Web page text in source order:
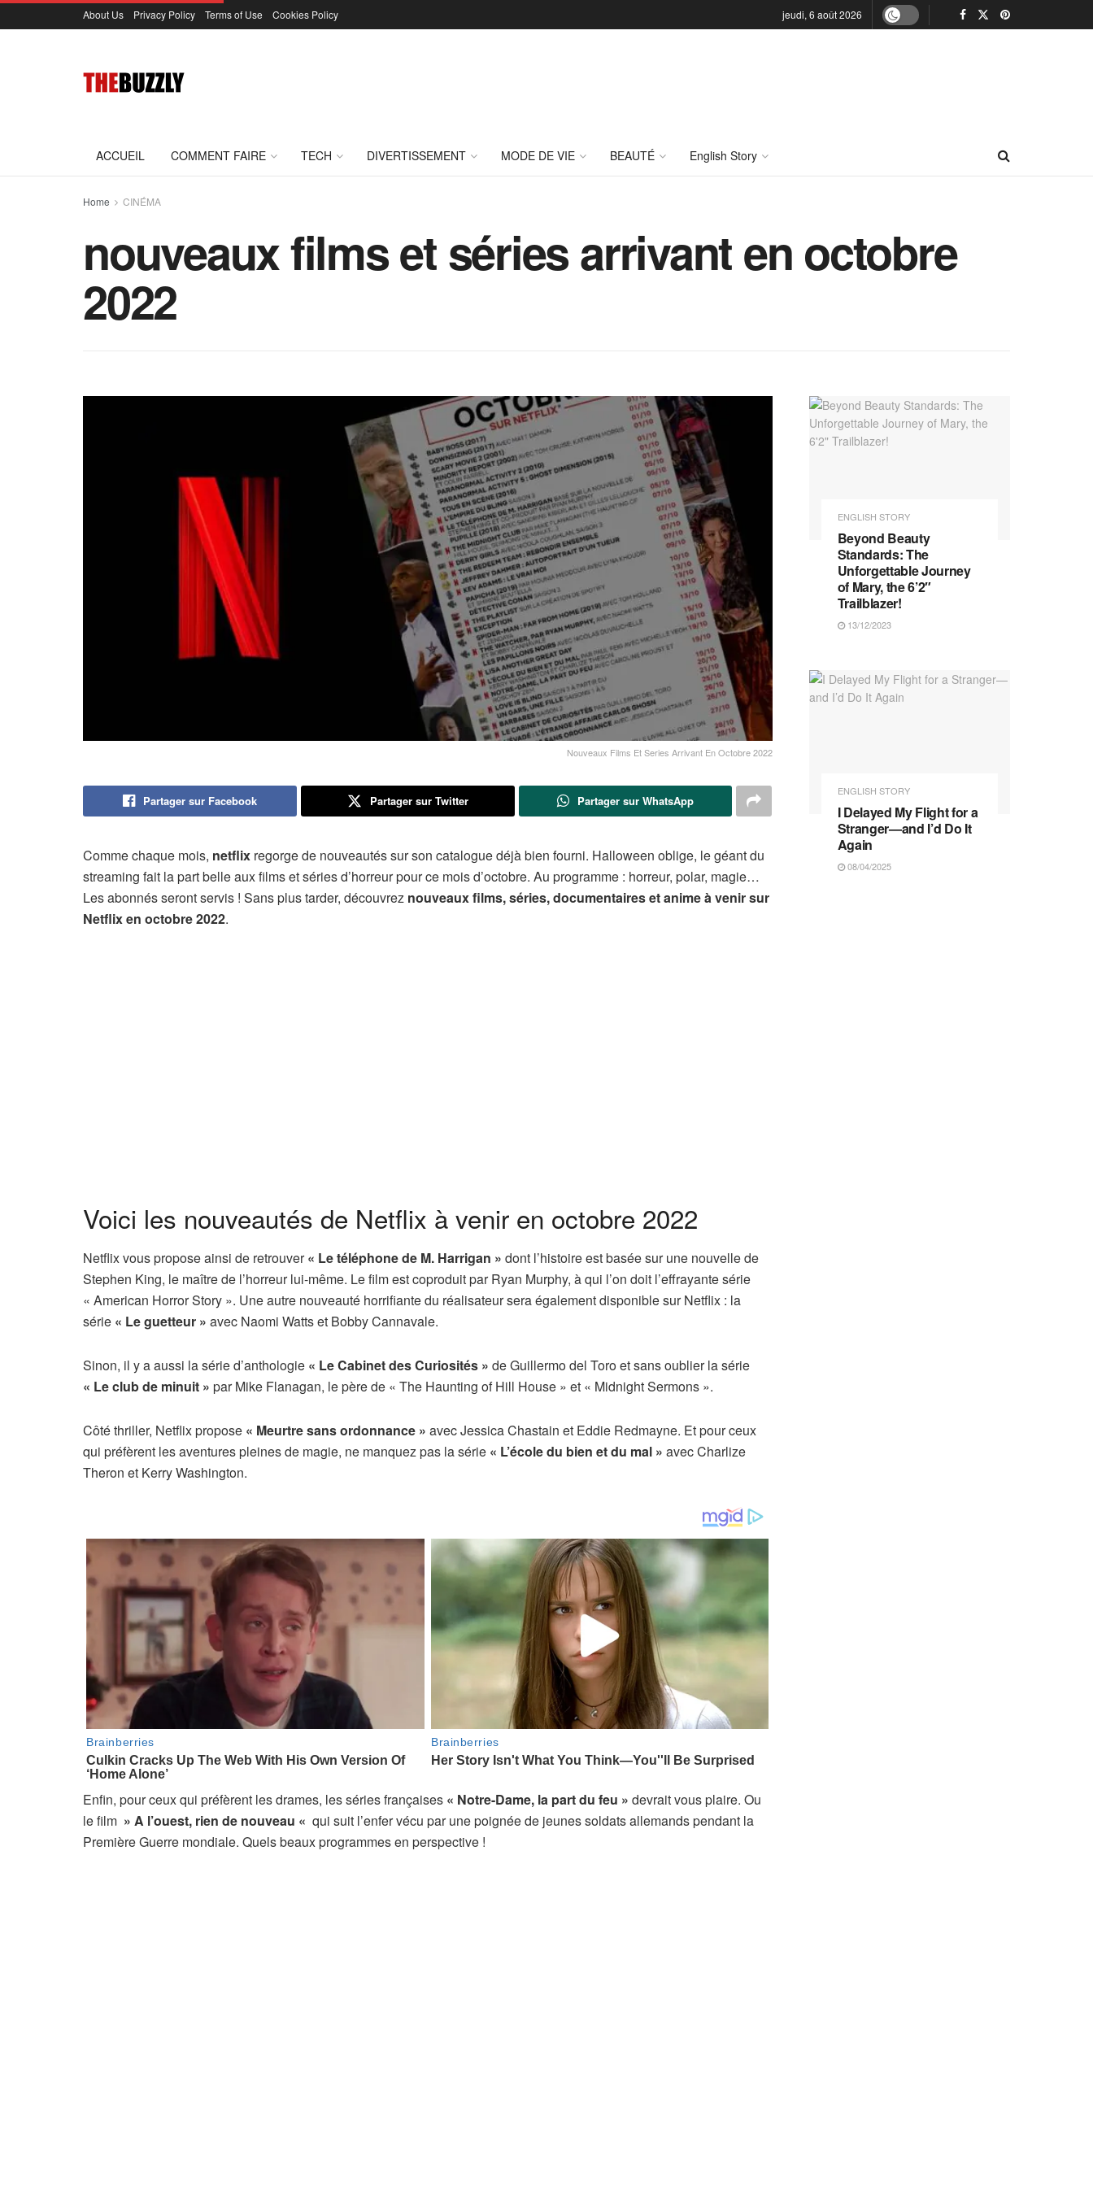
About Us Privacy Policy Terms of Use Cookies Policy jeudi, 6 août 2026
ACCUEIL COMMENT FAIRE TECH DIVERTISSEMENT MODE DE VIE BEAUTÉ English Story
Home CINÉMA
nouveaux films et séries arrivant en octobre
2022
Nouveaux Films Et Series Arrivant En Octobre 2022
Partager sur Facebook Partager sur Twitter Partager sur WhatsApp
Comme chaque mois, netflix regorge de nouveautés sur son catalogue déjà bien fourni. Halloween oblige, le géant du
streaming fait la part belle aux films et séries d’horreur pour ce mois d’octobre. Au programme : horreur, polar, magie…
Les abonnés seront servis ! Sans plus tarder, découvrez nouveaux films, séries, documentaires et anime à venir sur
Netflix en octobre 2022.
Voici les nouveautés de Netflix à venir en octobre 2022
Netflix vous propose ainsi de retrouver« Le téléphone de M. Harrigan » dont l’histoire est basée sur une nouvelle de
Stephen King, le maître de l’horreur lui-même. Le film est coproduit par Ryan Murphy, à qui l’on doit l’effrayante série
« American Horror Story ». Une autre nouveauté horrifiante du réalisateur sera également disponible sur Netflix : la
série « Le guetteur » avec Naomi Watts et Bobby Cannavale.
Sinon, il y a aussi la série d’anthologie « Le Cabinet des Curiosités » de Guillermo del Toro et sans oublier la série
« Le club de minuit » par Mike Flanagan, le père de « The Haunting of Hill House » et « Midnight Sermons ».
Côté thriller, Netflix propose « Meurtre sans ordonnance » avec Jessica Chastain et Eddie Redmayne. Et pour ceux
qui préfèrent les aventures pleines de magie, ne manquez pas la série « L’école du bien et du mal » avec Charlize
Theron et Kerry Washington.
Enfin, pour ceux qui préfèrent les drames, les séries françaises « Notre-Dame, la part du feu » devrait vous plaire. Ou
le film » A l’ouest, rien de nouveau « qui suit l’enfer vécu par une poignée de jeunes soldats allemands pendant la
Première Guerre mondiale. Quels beaux programmes en perspective !
ENGLISH STORY
Beyond Beauty
Standards: The
Unforgettable Journey
of Mary, the 6’2″
Trailblazer!
13/12/2023
ENGLISH STORY
I Delayed My Flight for a
Stranger—and I’d Do It
Again
08/04/2025